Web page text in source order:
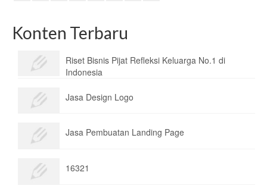
Konten Terbaru
Riset Bisnis Pijat Refleksi Keluarga No.1 di
Indonesia
Jasa Design Logo
Jasa Pembuatan Landing Page
16321